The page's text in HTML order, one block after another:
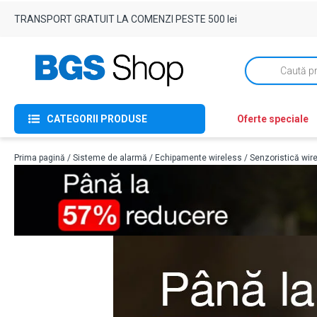
TRANSPORT GRATUIT LA COMENZI PESTE 500 lei
Products
search
CATEGORII PRODUSE Oferte speciale
Prima pagină / Sisteme de alarmă / Echipamente wireless / Senzoristică